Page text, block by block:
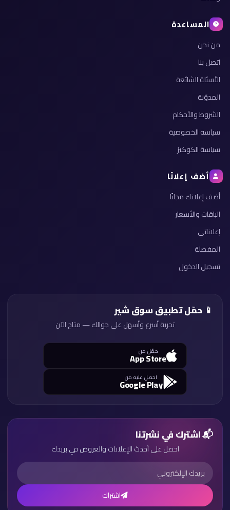
المساعدة
من نحن
اتصل بنا
الأسئلة الشائعة
المدوّنة
الشروط والأحكام
سياسة الخصوصية
سياسة الكوكيز
أضف إعلانًا
أضف إعلانك مجانًا
الباقات والأسعار
إعلاناتي
المفضلة
تسجيل الدخول
📱 حمّل تطبيق سوق شير
تجربة أسرع وأسهل على جوالك — متاح الآن
حمّل من
App Store
احصل عليه من
Google Play
📬 اشترك في نشرتنا
احصل على أحدث الإعلانات والعروض في بريدك
اشتراك